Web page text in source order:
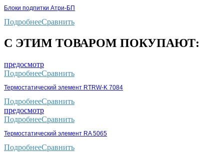
Блоки подпитки Атри-БП
ПодробнееСравнить
С ЭТИМ ТОВАРОМ ПОКУПАЮТ:
предосмотр
ПодробнееСравнить
Термостатический элемент RTRW-K 7084
ПодробнееСравнить
предосмотр
ПодробнееСравнить
Термостатический элемент RA 5065
ПодробнееСравнить